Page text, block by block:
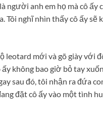
người anh em họ mà cô
Tôi nghĩ nhìn thấy cô ấy
leotard mới và gõ giày với
không bao giờ bỏ tay
sau đó, tôi nhận ra đứa
đặt cô ấy vào một tình